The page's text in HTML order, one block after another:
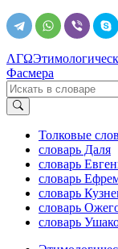
ΛΓΩ
Фасмера
Толковые
словарь Даля
словарь
словарь
словарь
словарь
словарь